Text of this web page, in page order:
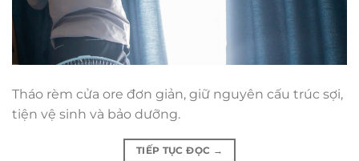
Tháo rèm cửa ore đơn giản, giữ nguyên cấu trúc sợi,
tiện vệ sinh và bảo dưỡng.
TIẾP TỤC ĐỌC →